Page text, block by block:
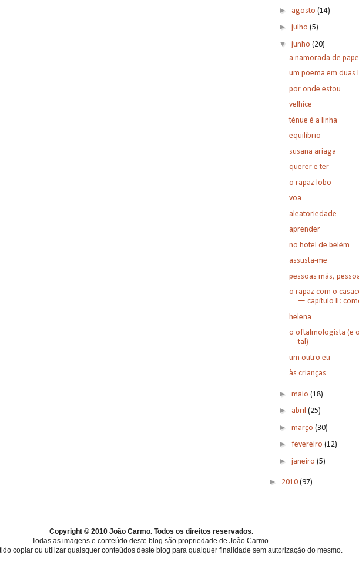
► agosto (14)
► julho (5)
▼ junho (20)
a namorada de papel
um poema em duas
por onde estou
velhice
ténue é a linha
equilíbrio
susana ariaga
querer e ter
o rapaz lobo
voa
aleatoriedade
aprender
no hotel de belém
assusta-me
pessoas más,
o rapaz com o
— capítulo II:
helena
o oftalmologista (e
tal)
um outro eu
às crianças
► maio (18)
► abril (25)
► março (30)
► fevereiro (12)
► janeiro (5)
► 2010 (97)
Copyright © 2010 João Carmo. Todos os direitos reservados.
Todas as imagens e conteúdo deste blog são propriedade de João Carmo.
copiar ou utilizar quaisquer conteúdos deste blog para qualquer finalidade sem autorização do mesmo.